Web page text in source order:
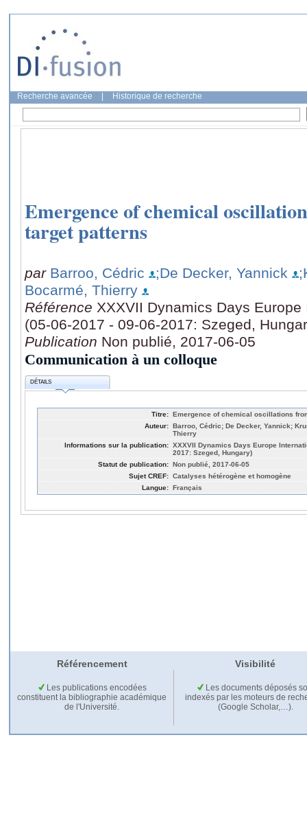
Recherche avancée Historique de recherche
Emergence of chemical
target patterns
par Barroo, Cédric ;De Decker, Yannick
Bocarmé, Thierry
Référence XXXVII Dynamics Days
(05-06-2017 - 09-06-2017: Szeged,
Publication Non publié, 2017-06-05
Communication à un colloque
DÉTAILS
Titre: Emergence of chemical oscillations
Auteur: Barroo, Cédric; De Decker, Yannick;
Thierry
Informations sur la publication: XXXVII Dynamics Days Europe
2017: Szeged, Hungary)
Statut de publication: Non publié, 2017-06-05
Sujet CREF: Catalyses hétérogène et homogène
Langue: Français
Référencement Visibilité
Les publications encodées
constituent la bibliographie académique
de l'Université.
Les documents déposés
indexés par les moteurs de
(Google Scholar,…).